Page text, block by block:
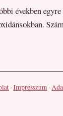
években
·Impresszum ·